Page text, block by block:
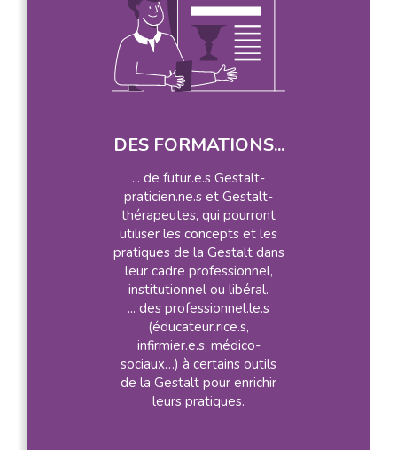
DES FORMATIONS...
... de futur.e.s Gestalt-
praticien.ne.s et Gestalt-
thérapeutes, qui pourront
utiliser les concepts et les
pratiques de la Gestalt dans
leur cadre professionnel,
institutionnel ou libéral.
... des professionnel.le.s
(éducateur.rice.s,
infirmier.e.s, médico-
sociaux…) à certains outils
de la Gestalt pour enrichir
leurs pratiques.